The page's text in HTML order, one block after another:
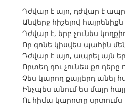
Դժվար է այո, դժվար է
Անվերջ հիշելով
Դժվար է, երբ չունես
Որ գոնե կիսվես պահին
Դժվար է այո, ապրել այն
Որտեղ դու չունես քո դերը
Չես կարող քայլերդ անել
Ինչպես անում ես մայր
Ու հիմա կարոտը